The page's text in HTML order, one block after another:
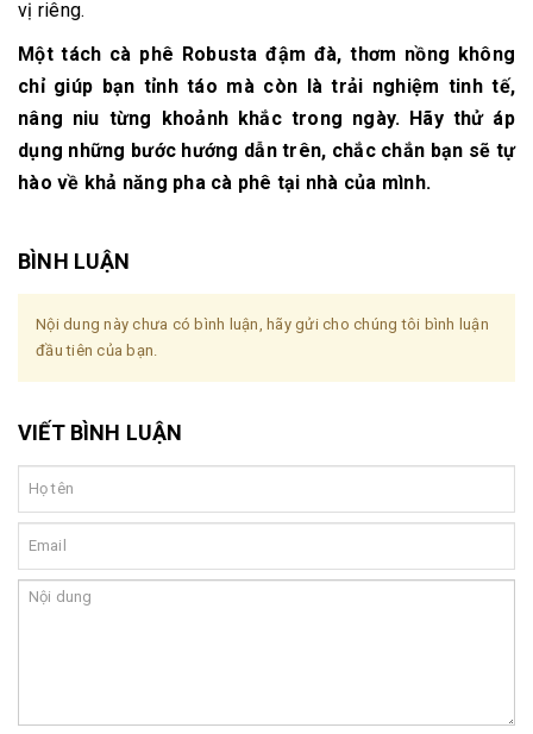
vị riêng.
Một tách cà phê Robusta đậm đà, thơm nồng không
chỉ giúp bạn tỉnh táo mà còn là trải nghiệm tinh tế,
nâng niu từng khoảnh khắc trong ngày. Hãy thử áp
dụng những bước hướng dẫn trên, chắc chắn bạn sẽ tự
hào về khả năng pha cà phê tại nhà của mình.
BÌNH LUẬN
Nội dung này chưa có bình luận, hãy gửi cho chúng tôi bình luận
đầu tiên của bạn.
VIẾT BÌNH LUẬN